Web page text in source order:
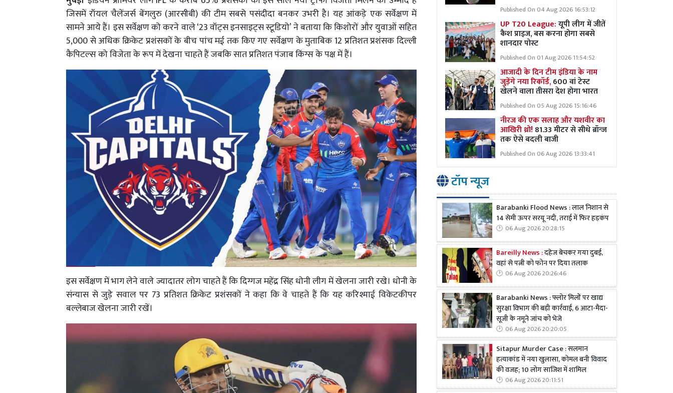
जिसमें रॉयल चैलेंजर्स बेंगलुरु (आरसीबी) की टीम सबसे पसंदीदा बनकर उभरी है। यह आंकड़े एक सर्वेक्षण में
सामने आये हैं। इस सर्वेक्षण को करने वाले ‘23 वॉट्स इनसाइट्स स्टूडियो’ ने बताया कि किशोरों और युवाओं सहित
5,000 से अधिक क्रिकेट प्रशंसकों के बीच पांच मई तक किए गए सर्वेक्षण के मुताबिक 12 प्रतिशत प्रशंसक दिल्ली
कैपिटल्स को विजेता के रूप में देखना चाहते हैं जबकि सात प्रतिशत पंजाब किंग्स के पक्ष में हैं।
इस सर्वेक्षण में भाग लेने वाले ज्यादातर लोग चाहते हैं कि दिग्गज महेंद्र सिंह धोनी लीग में खेलना जारी रखे। धोनी के
संन्यास से जुड़े सवाल पर 73 प्रतिशत क्रिकेट प्रशंसकों ने कहा कि वे चाहते हैं कि यह करिश्माई विकेटकीपर
बल्लेबाज खेलना जारी रखें।
Published On 04 Aug 2026 16:53:12
UP T20 League:यूपी लीग में जीतें
कैश प्राइज, बस करना होगा सबसे
शानदार पोस्ट
Published On 01 Aug 2026 11:54:52
आजादी के दिन टीम इंडिया के नाम
जुड़ेंगे नया रिकॉर्ड,600 वां टेस्ट
खेलने वाला तीसरा देश होगा भारत
Published On 05 Aug 2026 15:16:46
नीरज की एक सलाह और यशवीर का
आखिरी थ्रो! 81.33 मीटर से सीधे ब्रॉन्ज
तक ऐसे बदली बाजी
Published On 06 Aug 2026 13:33:41
टॉप न्यूज
Barabanki Flood News : लाल निशान से
14 सेमी ऊपर सरयू नदी, तराई में फिर हड़कंप
06 Aug 2026 20:28:15
Bareilly News :दहेज बेचकर गया दुबई,
वहां से पत्नी को फोन पर दिया तलाक
06 Aug 2026 20:26:46
Barabanki News : फ्लोर मिलों पर खाद्य
सुरक्षा विभाग की बड़ी कार्रवाई, 6 आटा-मैदा-
सूजी के नमूने जांच को भेजे
06 Aug 2026 20:20:05
Sitapur Murder Case : सलमान
हत्याकांड में नया खुलासा, कोमल बनी विवाद
की वजह; 10 लोग साजिश में शामिल
06 Aug 2026 20:11:51